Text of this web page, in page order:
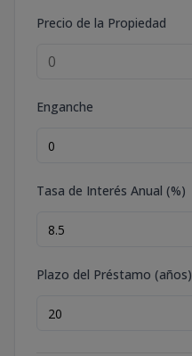
Precio de la Propiedad
Enganche
Tasa de Interés Anual (%)
Plazo del Préstamo (años)